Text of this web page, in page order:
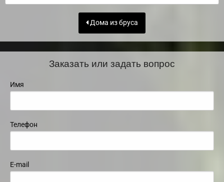
Дома из бруса
Заказать или задать вопрос
Имя
Телефон
E-mail